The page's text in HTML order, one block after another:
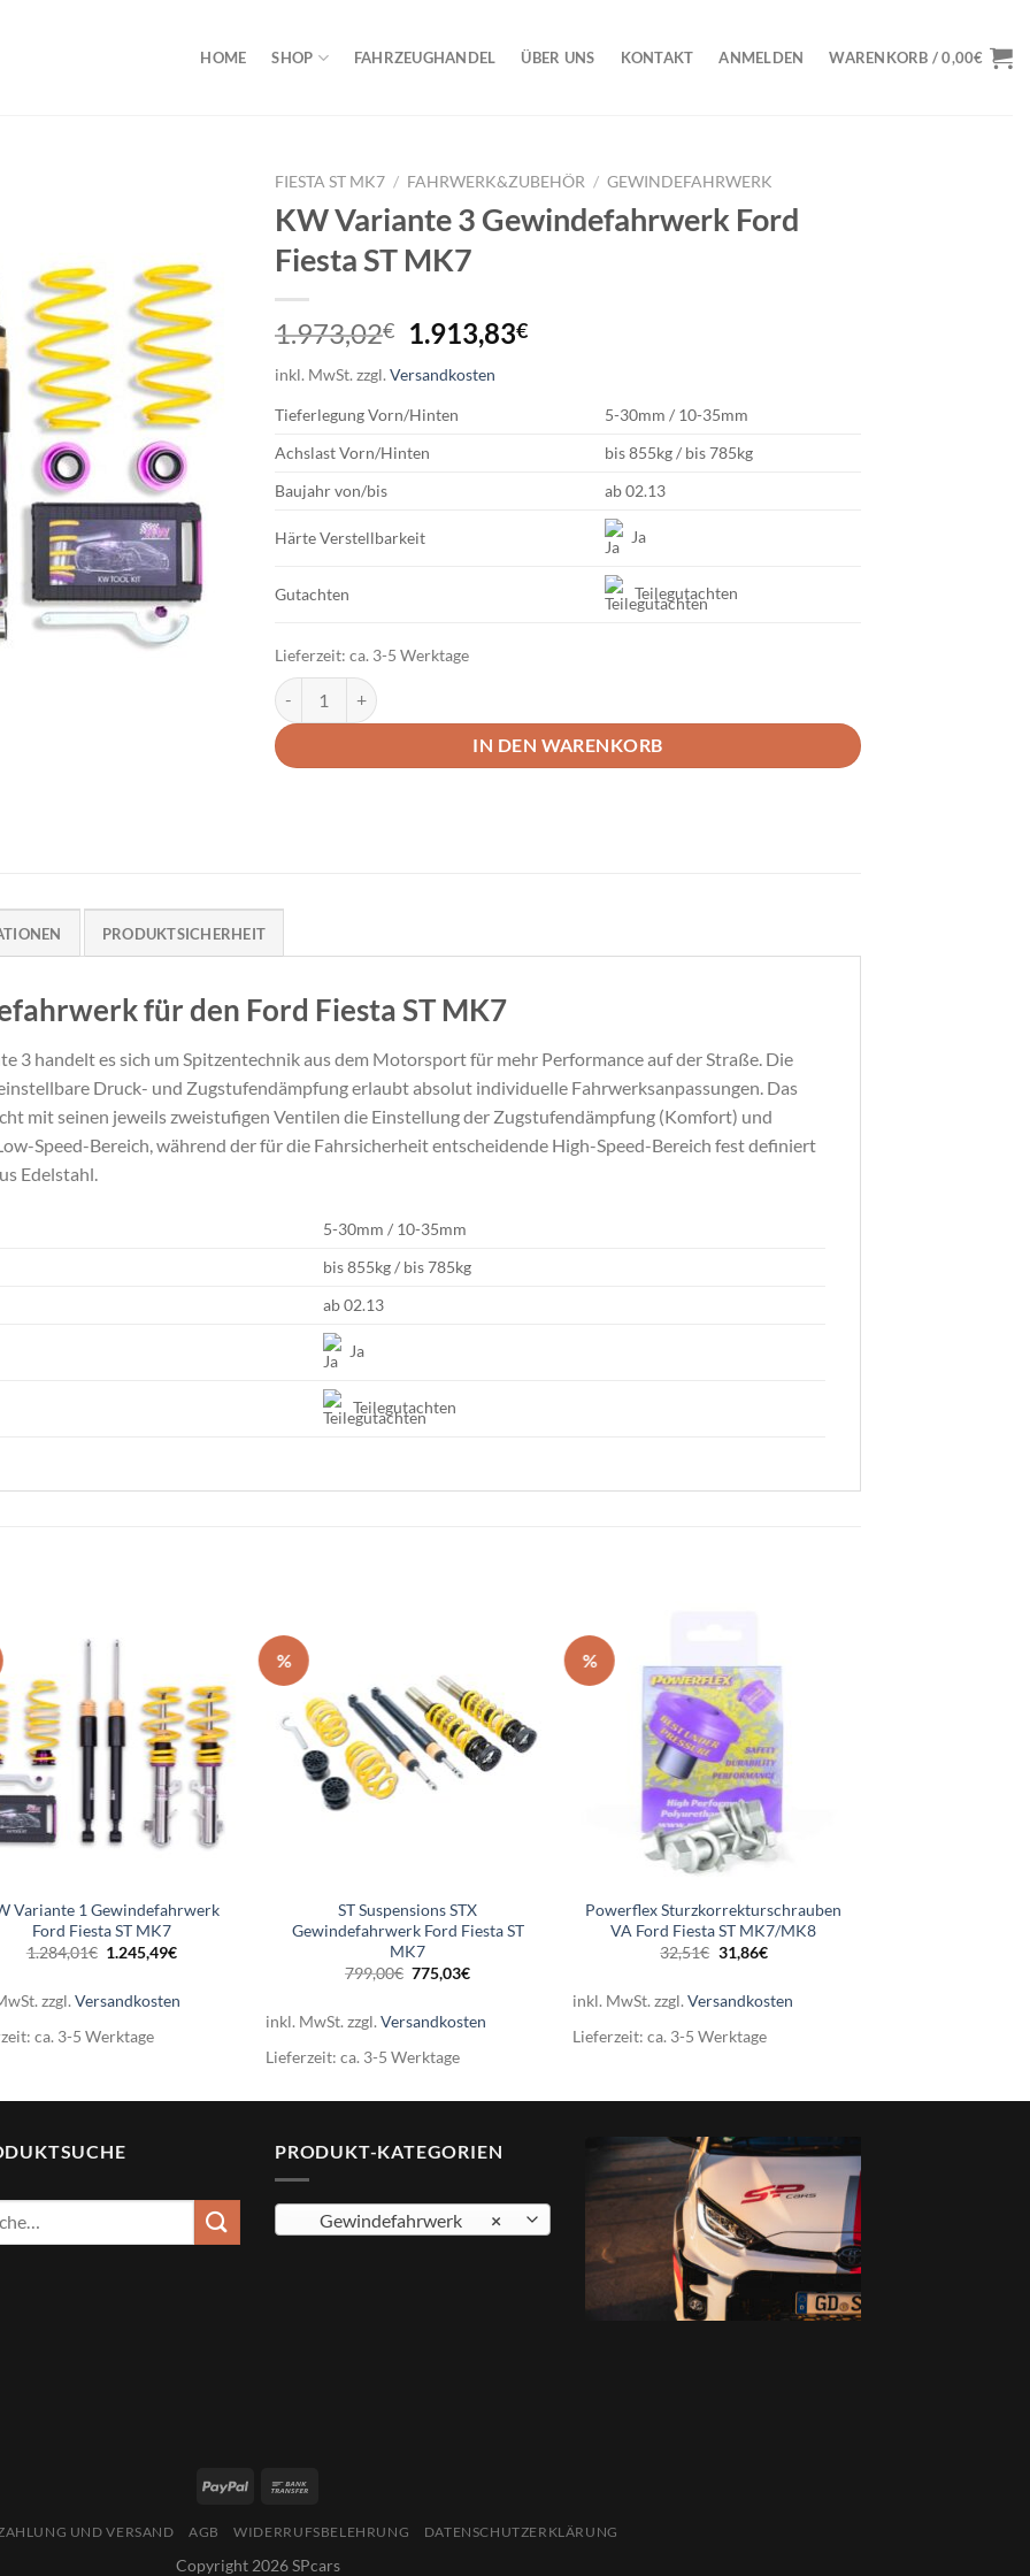
HOME SHOP FAHRZEUGHANDEL ÜBER UNS KONTAKT ANMELDEN WARENKORB /0,00€
FIESTA ST MK7 / FAHRWERK&ZUBEHÖR / GEWINDEFAHRWERK
KW Variante 3 Gewindefahrwerk Ford
Fiesta ST MK7
1.973,02€
Ursprünglicher
war:
1.973,02€
1.913,83€Aktueller
1.913,83€.
inkl. MwSt. zzgl. Versandkosten
TieferlegungVorn/Hinten
5-30mm / 10-35mm
AchslastVorn/Hinten
bis 855kg / bis 785kg
Baujahrvon/bis ab 02.13
Härte Verstellbarkeit Ja
Gutachten Teilegutachten
Lieferzeit: ca. 3-5 Werktage
KW Variante 3 Gewindefahrwerk Ford Fiesta ST MK7 Menge
IN DEN WARENKORB
PRODUKTSICHERHEIT
für den Ford Fiesta ST MK7
3 handelt es sich um Spitzentechnik aus dem Motorsport für mehr Performance auf der Straße. Die
Druck- und Zugstufendämpfung erlaubt absolut individuelle Fahrwerksanpassungen. Das
mit seinen jeweils zweistufigen Ventilen die Einstellung der Zugstufendämpfung (Komfort) und
Speed-Bereich, während der für die Fahrsicherheit entscheidende High-Speed-Bereich fest definiert
Edelstahl.
5-30mm / 10-35mm
bis 855kg / bis 785kg
ab 02.13
Ja
Teilegutachten
Variante 1 Gewindefahrwerk
Ford Fiesta ST MK7
1.284,01€ Ursprünglicher
1.284,01€
1.245,49€Aktueller
1.245,49€.
zzgl.Versandkosten
ca. 3-5 Werktage
%
ST Suspensions STX
Gewindefahrwerk Ford Fiesta ST
MK7
799,00€ Ursprünglicher
Preis
799,00€
775,03€Aktueller
775,03€.
inkl. MwSt. zzgl.Versandkosten
Lieferzeit:ca. 3-5 Werktage
%
Powerflex Sturzkorrekturschrauben
VA Ford Fiesta ST MK7/MK8
32,51€ Ursprünglicher
Preis
32,51€
31,86€Aktueller
31,86€.
inkl. MwSt. zzgl. Versandkosten
Lieferzeit: ca. 3-5 Werktage
PRODUKT-KATEGORIEN
×
Gewindefahrwerk
UND VERSAND AGB WIDERRUFSBELEHRUNG DATENSCHUTZERKLÄRUNG
Copyright 2026 SPcars